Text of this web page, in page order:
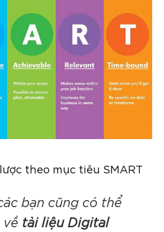
theo mục tiêu SMART
bạn cũng có thể
tài liệu Digital